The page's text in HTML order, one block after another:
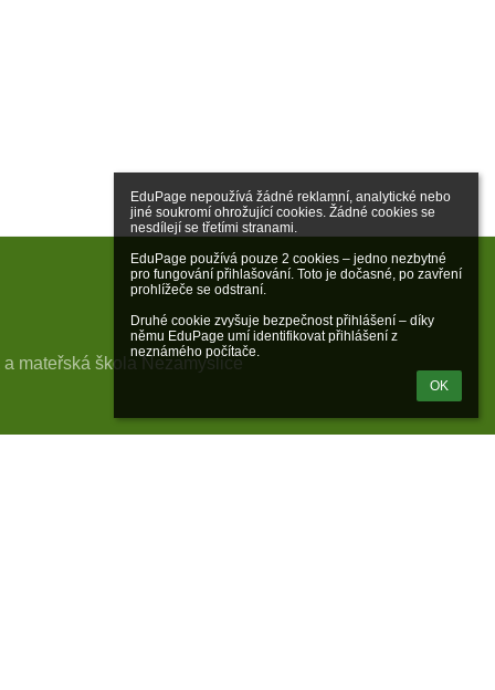
EduPage nepoužívá žádné reklamní, analytické nebo
jiné soukromí ohrožující cookies. Žádné cookies se
nesdílejí se třetími stranami.
EduPage používá pouze 2 cookies – jedno nezbytné
pro fungování přihlašování. Toto je dočasné, po zavření
prohlížeče se odstraní.
Druhé cookie zvyšuje bezpečnost přihlášení – díky
němu EduPage umí identifikovat přihlášení z
neznámého počítače.
OK
mateřská škola Nezamyslice